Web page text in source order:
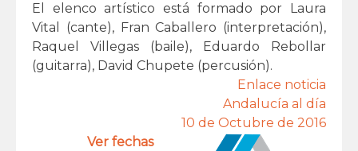
El elenco artístico está formado por Laura
Vital (cante), Fran Caballero (interpretación),
Raquel Villegas (baile), Eduardo Rebollar
(guitarra), David Chupete (percusión).
Enlace noticia
Andalucía al día
10 de Octubre de 2016
Ver fechas